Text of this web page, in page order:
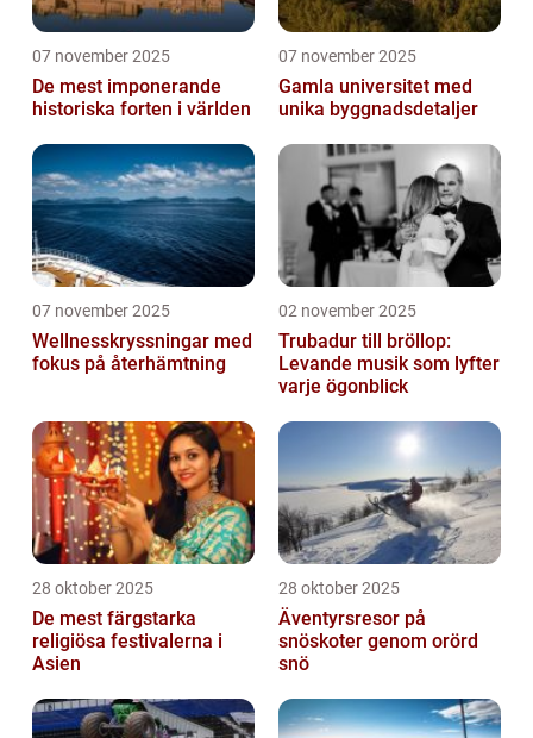
07 november 2025
De mest imponerande
historiska forten i världen
07 november 2025
Gamla universitet med
unika byggnadsdetaljer
07 november 2025
Wellnesskryssningar med
fokus på återhämtning
02 november 2025
Trubadur till bröllop:
Levande musik som lyfter
varje ögonblick
28 oktober 2025
De mest färgstarka
religiösa festivalerna i
Asien
28 oktober 2025
Äventyrsresor på
snöskoter genom orörd
snö